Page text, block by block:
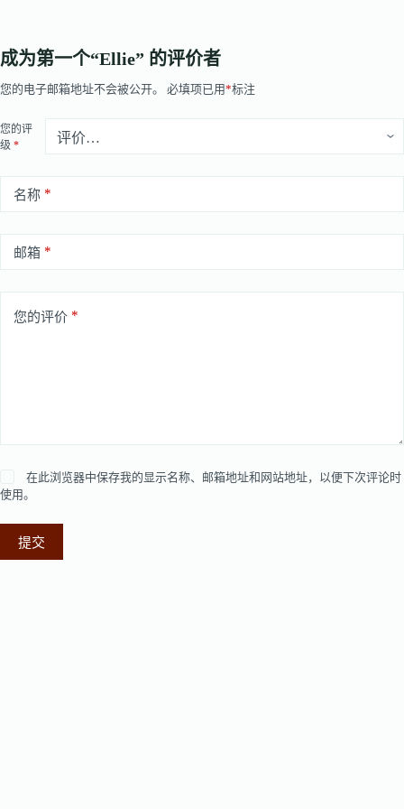
成为第一个“Ellie” 的评价者
您的电子邮箱地址不会被公开。 必填项已用*标注
您的评
级 *
名称 *
邮箱 *
您的评价 *
在此浏览器中保存我的显示名称、邮箱地址和网站地址，以便下次评论时
使用。
提交